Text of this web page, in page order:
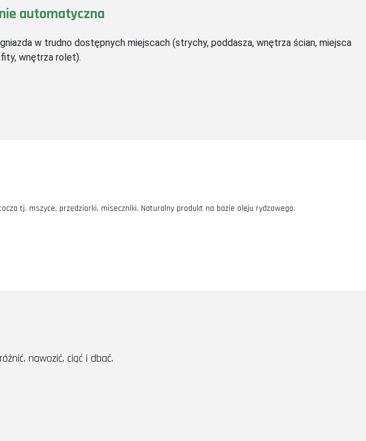
automatyczna
w trudno dostępnych miejscach (strychy, poddasza, wnętrza ścian, miejsca
wnętrza rolet).
tj. mszyce, przędziorki, miseczniki. Naturalny produkt na bazie oleju rydzowego.
nawozić, ciąć i dbać.